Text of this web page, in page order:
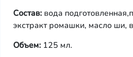
Состав: вода
экстракт ромашки, масло ши,
Объем: 125 мл.